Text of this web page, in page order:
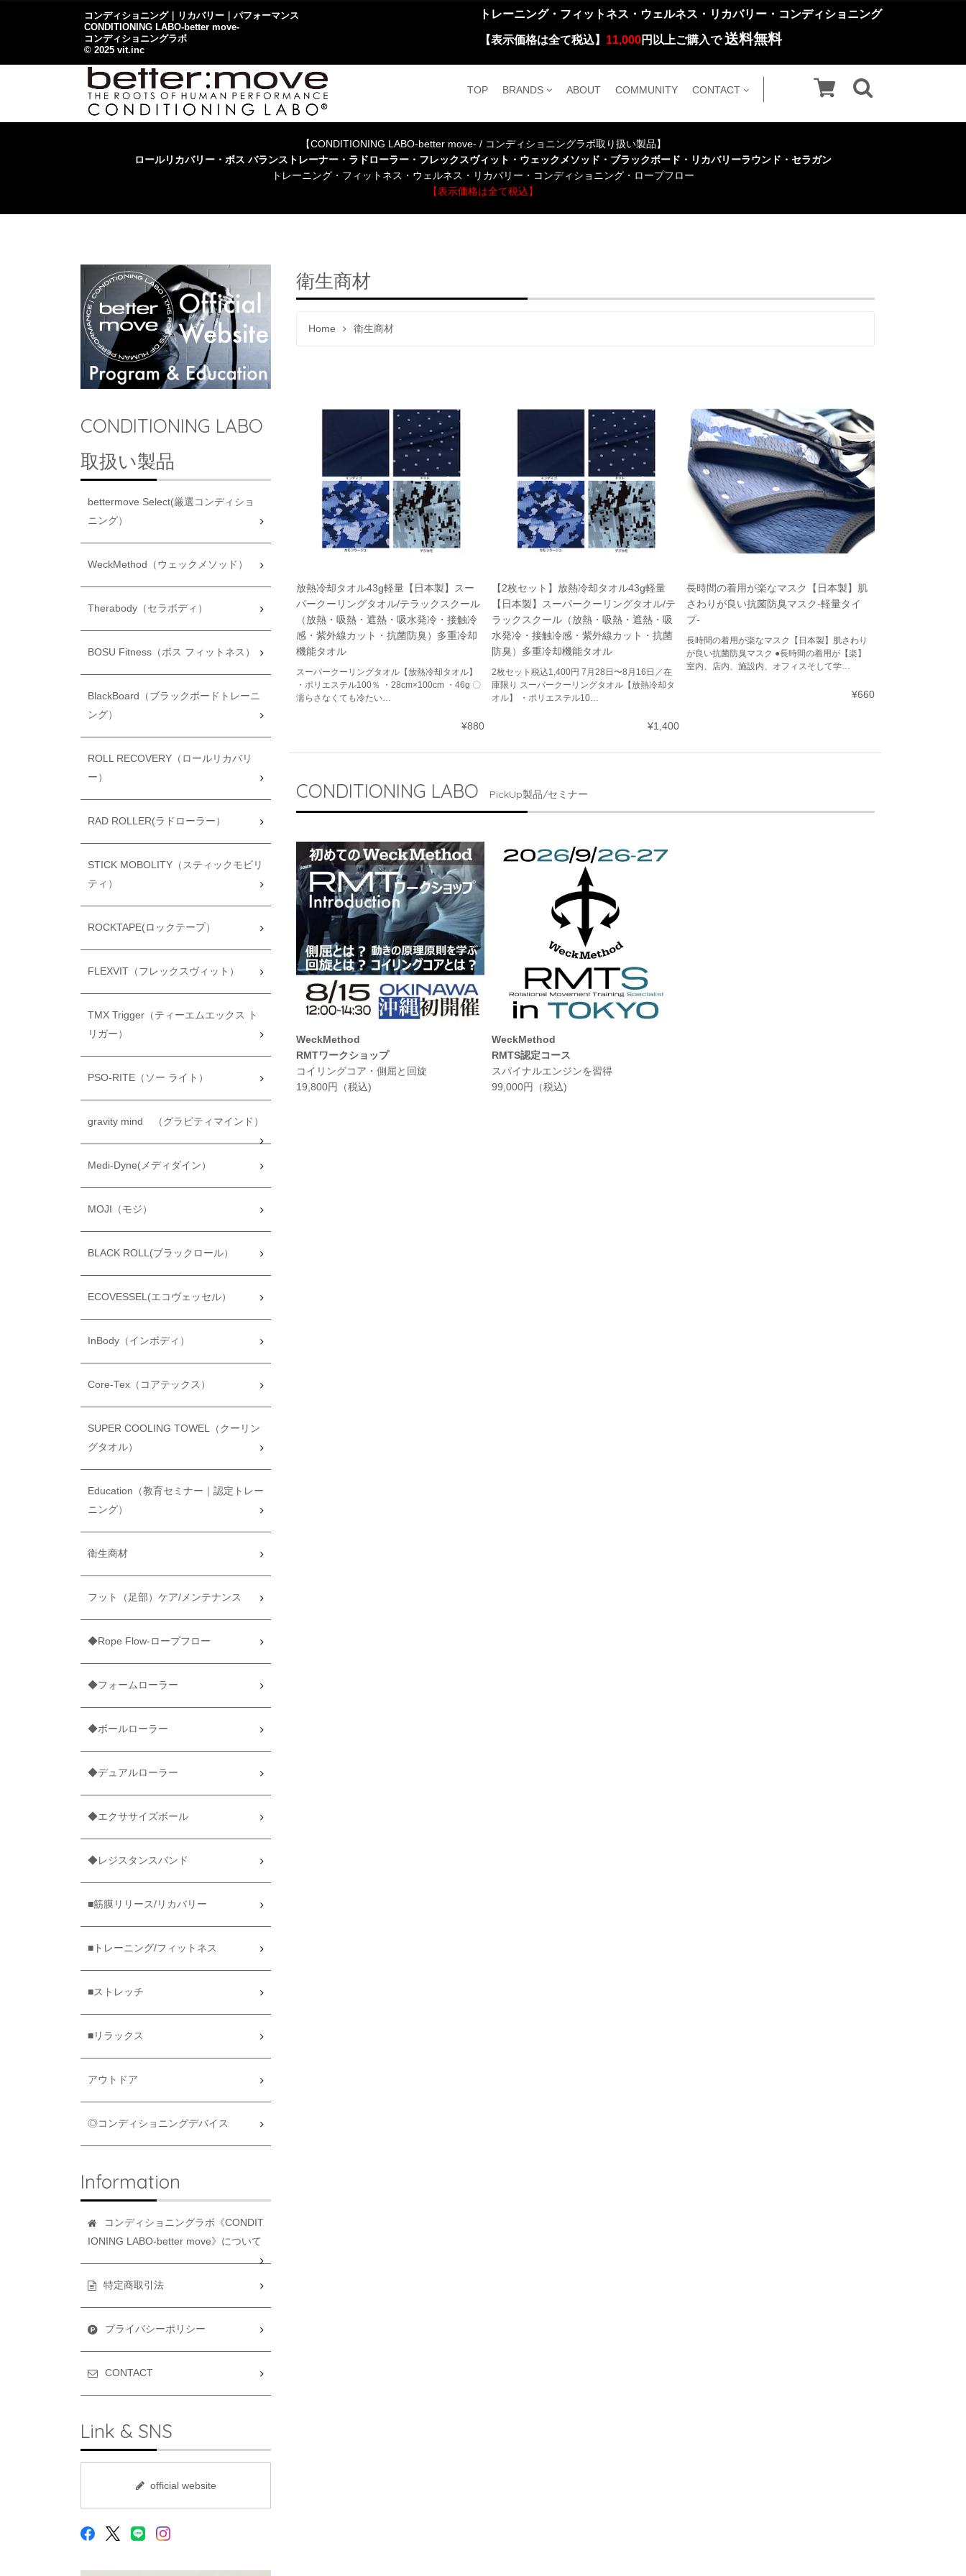
コンディショニング｜リカバリー｜パフォーマンス
CONDITIONING LABO-better move-
コンディショニングラボ
© 2025 vit.inc
トレーニング・フィットネス・ウェルネス・リカバリー・コンディショニング
【表示価格は全て税込】 11,000円以上ご購入で 送料無料
TOP BRANDS ABOUT COMMUNITY CONTACT
【CONDITIONING LABO-better move- / コンディショニングラボ取り扱い製品】
ロールリカバリー・ボス バランストレーナー・ラドローラー・フレックスヴィット・ウェックメソッド・ブラックボード・リカバリーラウンド・セラガン
トレーニング・フィットネス・ウェルネス・リカバリー・コンディショニング・ロープフロー
【表示価格は全て税込】
衛生商材
Home 衛生商材
放熱冷却タオル43g軽量【日本製】スー
パークーリングタオル/テラックスクール
（放熱・吸熱・遮熱・吸水発冷・接触冷
感・紫外線カット・抗菌防臭）多重冷却
機能タオル
スーパークーリングタオル【放熱冷却タオル】
・ポリエステル100％ ・28cm×100cm ・46g 〇
濡らさなくても冷たい…
¥880
【2枚セット】放熱冷却タオル43g軽量
【日本製】スーパークーリングタオル/テ
ラックスクール（放熱・吸熱・遮熱・吸
水発冷・接触冷感・紫外線カット・抗菌
防臭）多重冷却機能タオル
2枚セット税込1,400円 7月28日〜8月16日／在
庫限り スーパークーリングタオル【放熱冷却タ
オル】 ・ポリエステル10…
¥1,400
長時間の着用が楽なマスク【日本製】肌
さわりが良い抗菌防臭マスク-軽量タイ
プ-
長時間の着用が楽なマスク【日本製】肌さわり
が良い抗菌防臭マスク ●長時間の着用が【楽】
室内、店内、施設内、オフィスそして学…
¥660
CONDITIONING LABO PickUp製品/セミナー
WeckMethod
RMTワークショップ
コイリングコア・側屈と回旋
19,800円（税込)
WeckMethod
RMTS認定コース
スパイナルエンジンを習得
99,000円（税込)
CONDITIONING LABO
取扱い製品
bettermove Select(厳選コンディショ
ニング）
WeckMethod（ウェックメソッド）
Therabody（セラボディ）
BOSU Fitness（ボス フィットネス）
BlackBoard（ブラックボードトレーニ
ング）
ROLL RECOVERY（ロールリカバリ
ー）
RAD ROLLER(ラドローラー）
STICK MOBOLITY（スティックモビリ
ティ）
ROCKTAPE(ロックテープ）
FLEXVIT（フレックスヴィット）
TMX Trigger（ティーエムエックス ト
リガー）
PSO-RITE（ソー ライト）
gravity mind （グラビティマインド）
Medi-Dyne(メディダイン）
MOJI（モジ）
BLACK ROLL(ブラックロール）
ECOVESSEL(エコヴェッセル）
InBody（インボディ）
Core-Tex（コアテックス）
SUPER COOLING TOWEL（クーリン
グタオル）
Education（教育セミナー｜認定トレー
ニング）
衛生商材
フット（足部）ケア/メンテナンス
◆Rope Flow-ロープフロー
◆フォームローラー
◆ボールローラー
◆デュアルローラー
◆エクササイズボール
◆レジスタンスバンド
■筋膜リリース/リカバリー
■トレーニング/フィットネス
■ストレッチ
■リラックス
アウトドア
◎コンディショニングデバイス
Information
コンディショニングラボ《CONDIT
IONING LABO-better move》について
特定商取引法
プライバシーポリシー
CONTACT
Link & SNS
official website